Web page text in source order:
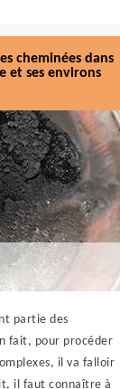
cheminées dans
et ses environs
partie des
fait, pour procéder
il va falloir
il faut connaître à